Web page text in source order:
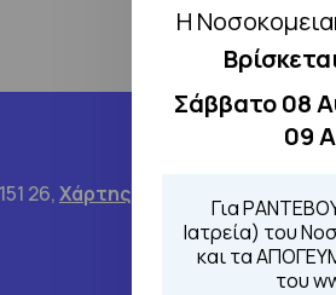
Η
Σάββατο 08
09
Για
Ιατρεία) του
και τα
του
26,Χάρτης Περιοχής